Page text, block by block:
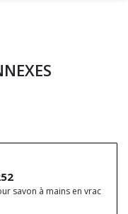
savon à mains en vrac